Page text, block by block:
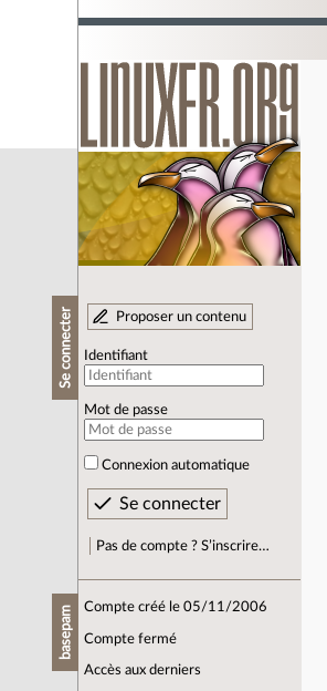
Se connecter Proposer un contenu
Identifiant
Mot de passe
Connexion automatique
Pas de compte ? S’inscrire…
basepam Compte créé le 05/11/2006
Compte fermé
Accès aux derniers